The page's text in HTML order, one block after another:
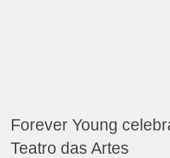
Forever Young
Teatro das Artes